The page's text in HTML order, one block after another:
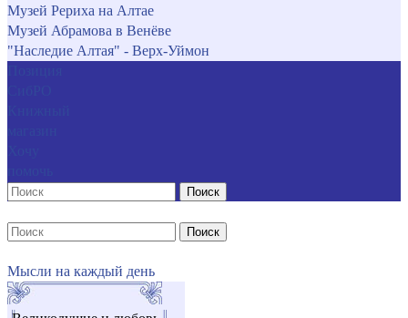
Музей Рериха на Алтае
Музей Абрамова в Венёве
"Наследие Алтая" - Верх-Уймон
Поиск
Поиск
Мысли на каждый день